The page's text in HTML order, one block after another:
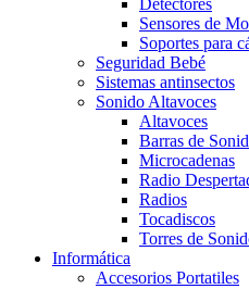
Detectores
Sensores de
Soportes para
Seguridad Bebé
Sistemas antinsectos
Sonido Altavoces
Altavoces
Barras de
Microcadenas
Radio
Radios
Tocadiscos
Torres de
Informática
Accesorios Portatiles